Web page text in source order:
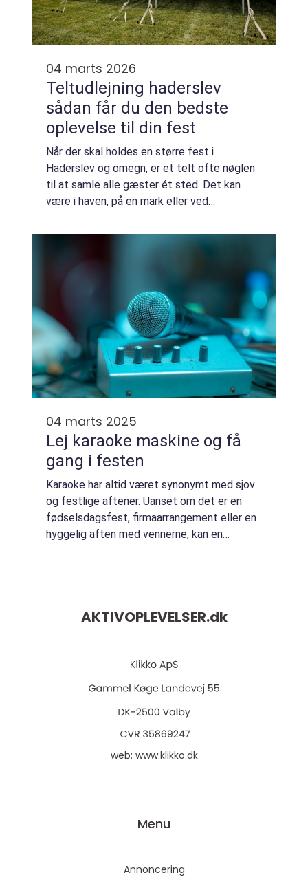
04 marts 2026
Teltudlejning haderslev
sådan får du den bedste
oplevelse til din fest
Når der skal holdes en større fest i
Haderslev og omegn, er et telt ofte nøglen
til at samle alle gæster ét sted. Det kan
være i haven, på en mark eller ved
Haderslev, fordi det giver frihed til selv at
04 marts 2025
Lej karaoke maskine og få
gang i festen
Karaoke har altid været synonymt med sjov
og festlige aftener. Uanset om det er en
fødselsdagsfest, firmaarrangement eller en
hyggelig aften med vennerne, kan en
AKTIVOPLEVELSER.dk
web: www.klikko.dk
Menu
Annoncering